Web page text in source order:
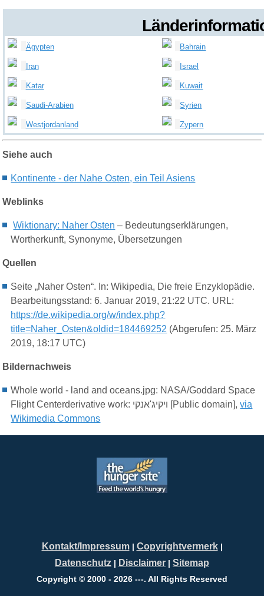
Ägypten Bahrain
Iran Israel
Katar Kuwait
Saudi-Arabien Syrien
Westjordanland Zypern
Siehe auch
Kontinente - der Nahe Osten, ein Teil Asiens
Weblinks
Wiktionary: Naher Osten – Bedeutungserklärungen,
Wortherkunft, Synonyme, Übersetzungen
Quellen
Seite „Naher Osten“. In: Wikipedia, Die freie Enzyklopädie.
Bearbeitungsstand: 6. Januar 2019, 21:22 UTC. URL:
https://de.wikipedia.org/w/index.php?
title=Naher_Osten&oldid=184469252 (Abgerufen: 25. März
2019, 18:17 UTC)
Bildernachweis
Whole world - land and oceans.jpg: NASA/Goddard Space
Flight Centerderivative work: ויקיג'אנקי [Public domain],via
Wikimedia Commons
Kontakt/Impressum| Copyrightvermerk|
Datenschutz | Disclaimer | Sitemap
Copyright © 2000 - 2026 ---. All Rights Reserved